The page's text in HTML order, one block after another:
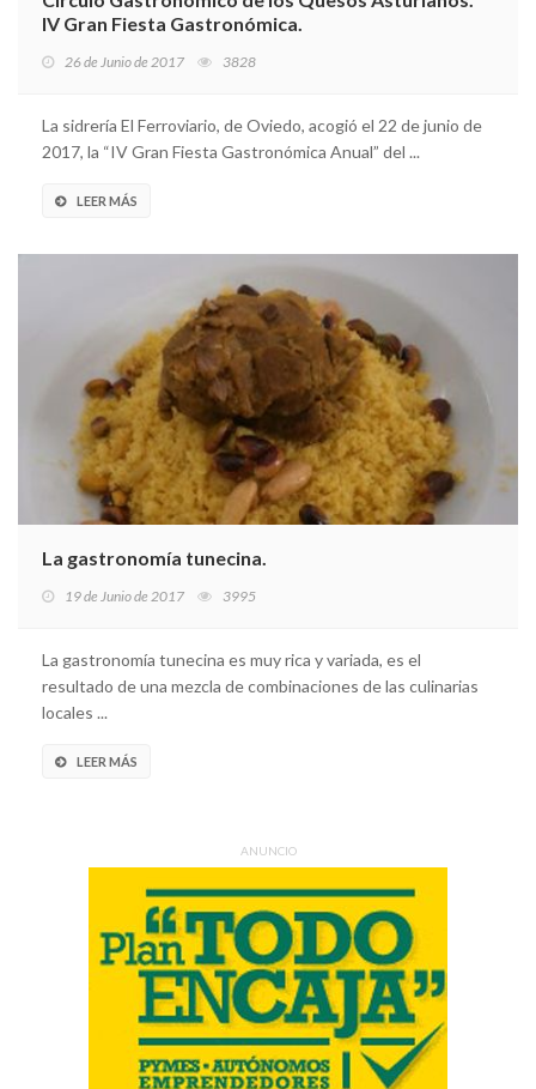
IV Gran Fiesta Gastronómica.
26 de Junio de 2017 3828
La sidrería El Ferroviario, de Oviedo, acogió el 22 de junio de
2017, la “IV Gran Fiesta Gastronómica Anual” del ...
LEER MÁS
La gastronomía tunecina.
19 de Junio de 2017 3995
La gastronomía tunecina es muy rica y variada, es el
resultado de una mezcla de combinaciones de las culinarias
locales ...
LEER MÁS
ANUNCIO